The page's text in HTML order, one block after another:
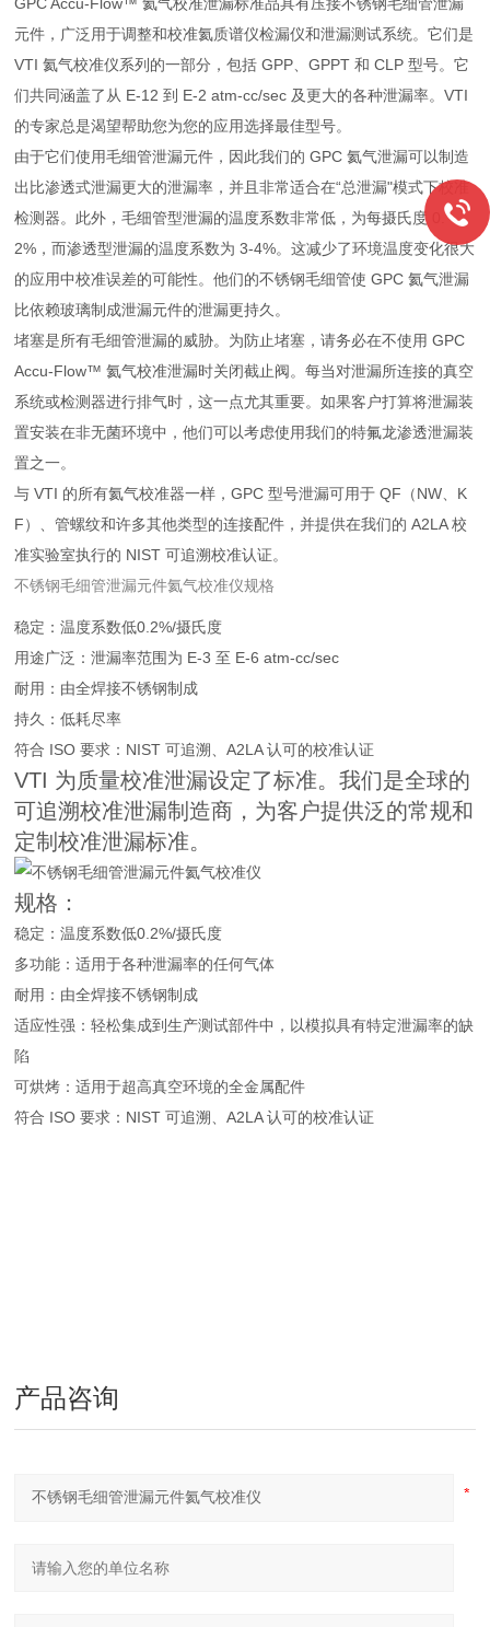
元件，广泛用于调整和校准氦质谱仪检漏仪和泄漏测试系统。它们是
VTI 氦气校准仪系列的一部分，包括 GPP、GPPT 和 CLP 型号。它
们共同涵盖了从 E-12 到 E-2 atm-cc/sec 及更大的各种泄漏率。VTI
的专家总是渴望帮助您为您的应用选择最佳型号。
由于它们使用毛细管泄漏元件，因此我们的 GPC 氦气泄漏可以制造
出比渗透式泄漏更大的泄漏率，并且非常适合在“总泄漏"模式下校准
检测器。此外，毛细管型泄漏的温度系数非常低，为每摄氏度 0.
2%，而渗透型泄漏的温度系数为 3-4%。这减少了环境温度变化很大
的应用中校准误差的可能性。他们的不锈钢毛细管使 GPC 氦气泄漏
比依赖玻璃制成泄漏元件的泄漏更持久。
堵塞是所有毛细管泄漏的威胁。为防止堵塞，请务必在不使用 GPC
Accu-Flow™ 氦气校准泄漏时关闭截止阀。每当对泄漏所连接的真空
系统或检测器进行排气时，这一点尤其重要。如果客户打算将泄漏装
置安装在非无菌环境中，他们可以考虑使用我们的特氟龙渗透泄漏装
置之一。
与 VTI 的所有氦气校准器一样，GPC 型号泄漏可用于 QF（NW、K
F）、管螺纹和许多其他类型的连接配件，并提供在我们的 A2LA 校
准实验室执行的 NIST 可追溯校准认证。
不锈钢毛细管泄漏元件氦气校准仪规格
稳定：温度系数低0.2%/摄氏度
用途广泛：泄漏率范围为 E-3 至 E-6 atm-cc/sec
耐用：由全焊接不锈钢制成
持久：低耗尽率
符合 ISO 要求：NIST 可追溯、A2LA 认可的校准认证
VTI 为质量校准泄漏设定了标准。我们是全球的
可追溯校准泄漏制造商，为客户提供泛的常规和
定制校准泄漏标准。
规格：
稳定：温度系数低0.2%/摄氏度
多功能：适用于各种泄漏率的任何气体
耐用：由全焊接不锈钢制成
适应性强：轻松集成到生产测试部件中，以模拟具有特定泄漏率的缺
陷
可烘烤：适用于超高真空环境的全金属配件
符合 ISO 要求：NIST 可追溯、A2LA 认可的校准认证
产品咨询